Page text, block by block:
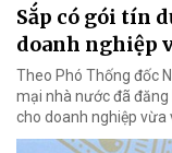
Sắp có gói tín
doanh nghiệp
Theo Phó Thống đốc
mại nhà nước đã
cho doanh nghiệp vừa